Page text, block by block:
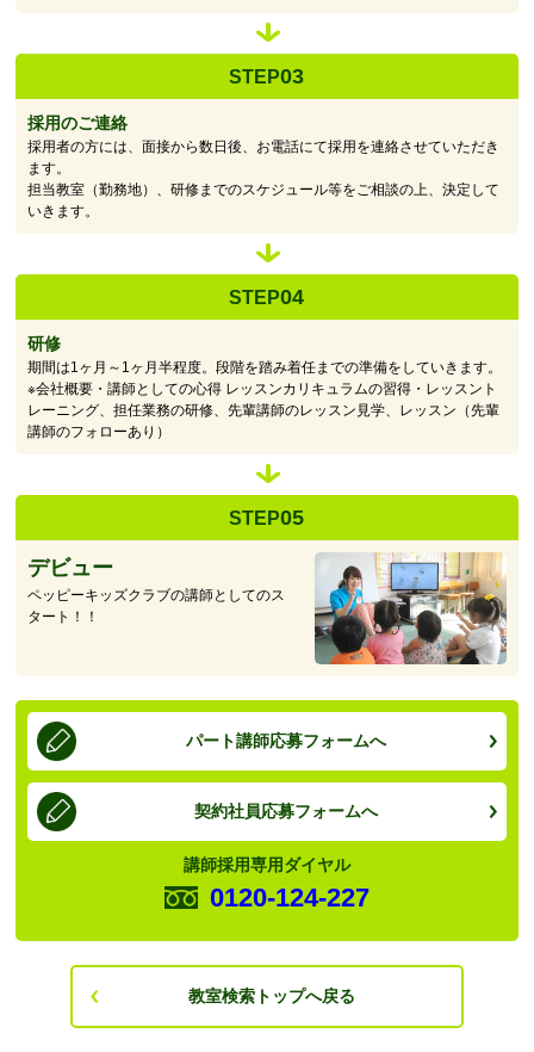
STEP03
採用のご連絡
採用者の方には、面接から数日後、お電話にて採用を連絡させていただき
ます。
担当教室（勤務地）、研修までのスケジュール等をご相談の上、決定して
いきます。
STEP04
研修
期間は1ヶ月～1ヶ月半程度。段階を踏み着任までの準備をしていきます。
※会社概要・講師としての心得 レッスンカリキュラムの習得・レッスント
レーニング、担任業務の研修、先輩講師のレッスン見学、レッスン（先輩
講師のフォローあり）
STEP05
デビュー
ペッピーキッズクラブの講師としてのス
タート！！
パート講師応募フォームへ
契約社員応募フォームへ
講師採用専用ダイヤル
0120-124-227
教室検索トップへ戻る